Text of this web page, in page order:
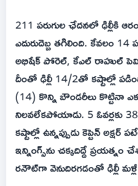
211 పరుగుల ఛేదనలో ఢిల్లీకి
ఎదురుదెబ్బ తగిలింది. కేవలం 14
అభిషేక్ పోరెల్, కేఎల్ రాహుల్
దీంతో ఢిల్లీ 14/2తో కష్టాల్లో
(14) కొన్ని బౌండరీలు కొట్టినా
నిలవలేకపోయాడు. 5 ఓవర్లకు
కష్టాల్లో ఉన్నప్పుడు కెప్టెన్ అక్షర్
ఇన్నింగ్స్‌ను చక్కదిద్దే ప్రయత్నం
రనౌట్‌గా వెనుదిరగడంతో ఢిల్లీ